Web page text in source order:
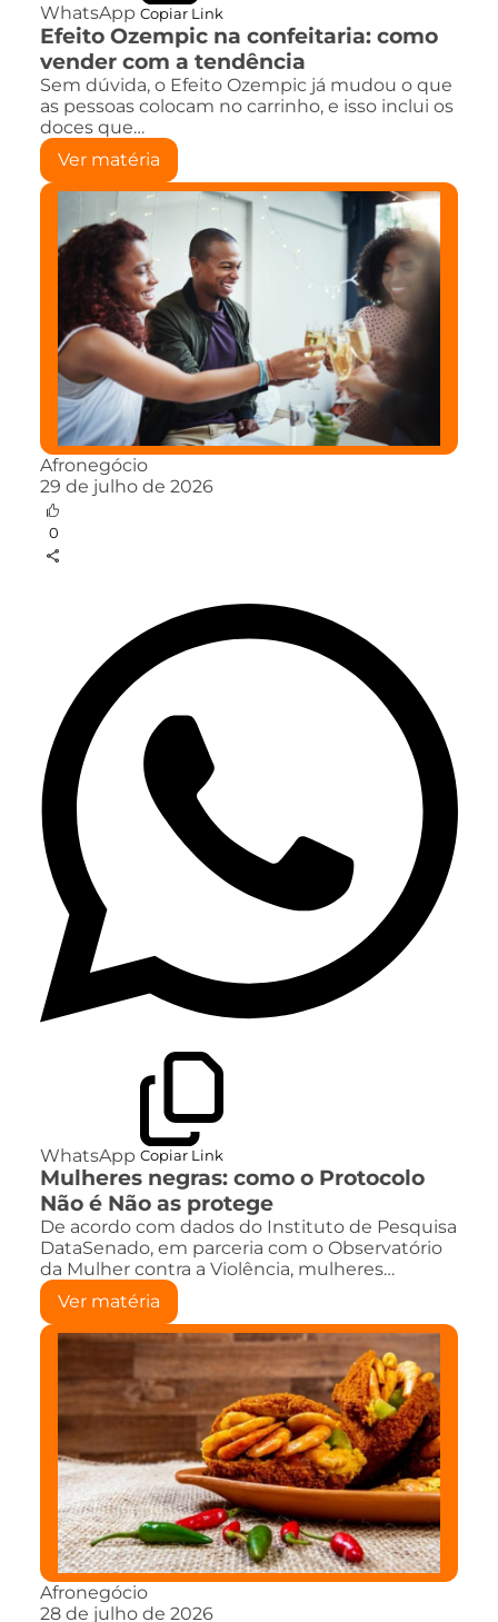
WhatsApp Copiar Link
Efeito Ozempic na confeitaria: como
vender com a tendência
Sem dúvida, o Efeito Ozempic já mudou o que
as pessoas colocam no carrinho, e isso inclui os
doces que…
Ver matéria
Afronegócio
29 de julho de 2026
0
WhatsApp Copiar Link
Mulheres negras: como o Protocolo
Não é Não as protege
De acordo com dados do Instituto de Pesquisa
DataSenado, em parceria com o Observatório
da Mulher contra a Violência, mulheres…
Ver matéria
Afronegócio
28 de julho de 2026